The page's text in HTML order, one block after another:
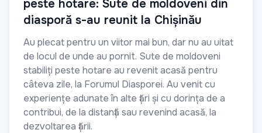
peste hotare: Sute de moldoveni din
diasporă s-au reunit la Chișinău
Au plecat pentru un viitor mai bun, dar nu au uitat
de locul de unde au pornit. Sute de moldoveni
stabiliți peste hotare au revenit acasă pentru
câteva zile, la Forumul Diasporei. Au venit cu
experiențe adunate în alte țări și cu dorința de a
contribui, de la distanță sau revenind acasă, la
dezvoltarea țării.